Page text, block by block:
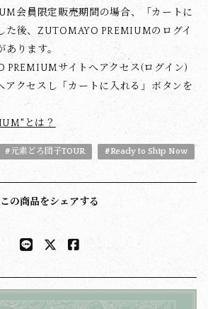
会員限定販売期間の場合、「カートに
た後、ZUTOMAYO PREMIUMのログイ
ります。
PREMIUMサイトへアクセス(ログイン)
アクセスし「カートに入れる」ボタンを
とは？
#元素どろ団子TOUR #Ready to Ship Now
この商品をシェアする